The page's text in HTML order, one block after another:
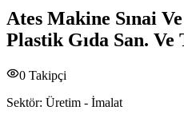
Ates Makine Sınai
Plastik Gıda San.
0 Takipçi
Sektör: Üretim - İmalat